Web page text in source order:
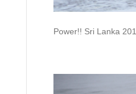
Power!! Sri Lanka